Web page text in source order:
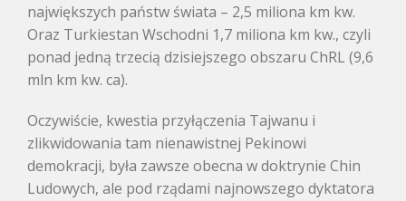
największych państw świata – 2,5 miliona km kw.
Oraz Turkiestan Wschodni 1,7 miliona km kw., czyli
ponad jedną trzecią dzisiejszego obszaru ChRL (9,6
mln km kw. ca).
Oczywiście, kwestia przyłączenia Tajwanu i
zlikwidowania tam nienawistnej Pekinowi
demokracji, była zawsze obecna w doktrynie Chin
Ludowych, ale pod rządami najnowszego dyktatora